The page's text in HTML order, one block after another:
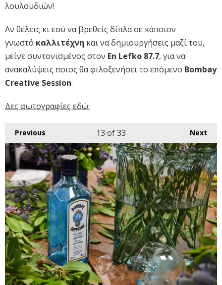
λουλουδιών!
Αν θέλεις κι εσύ να βρεθείς δίπλα σε κάποιον
γνωστό καλλιτέχνη και να δημιουργήσεις μαζί του,
μείνε συντονισμένος στον En Lefko 87.7, για να
ανακαλύψεις ποιος θα φιλοξενήσει το επόμενο Bombay
Creative Session.
Δες φωτογραφίες εδώ:
Previous Next
13 of 33